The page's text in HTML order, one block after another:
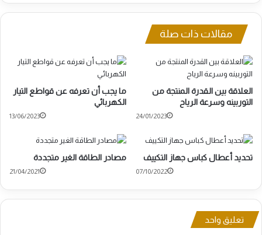
مقالات ذات صلة
ما يجب أن تعرفه عن قواطع التيار
الكهربائي
13/06/2023
العلاقة بين القدرة المنتجة من
التوربينه وسرعة الرياح
24/01/2023
مصادر الطاقة الغير متجددة
21/04/2021
تحديد أعطال كباس جهاز التكييف
07/10/2022
تعليق واحد